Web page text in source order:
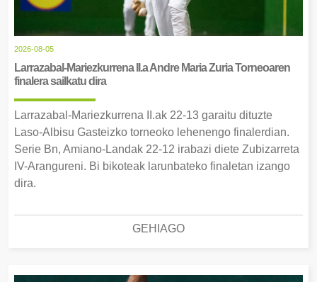
2026-08-05
Larrazabal-Mariezkurrena II.a Andre Maria Zuria Torneoaren
finalera sailkatu dira
Larrazabal-Mariezkurrena II.ak 22-13 garaitu dituzte
Laso-Albisu Gasteizko torneoko lehenengo finalerdian.
Serie Bn, Amiano-Landak 22-12 irabazi diete Zubizarreta
IV-Arangureni. Bi bikoteak larunbateko finaletan izango
dira.
GEHIAGO